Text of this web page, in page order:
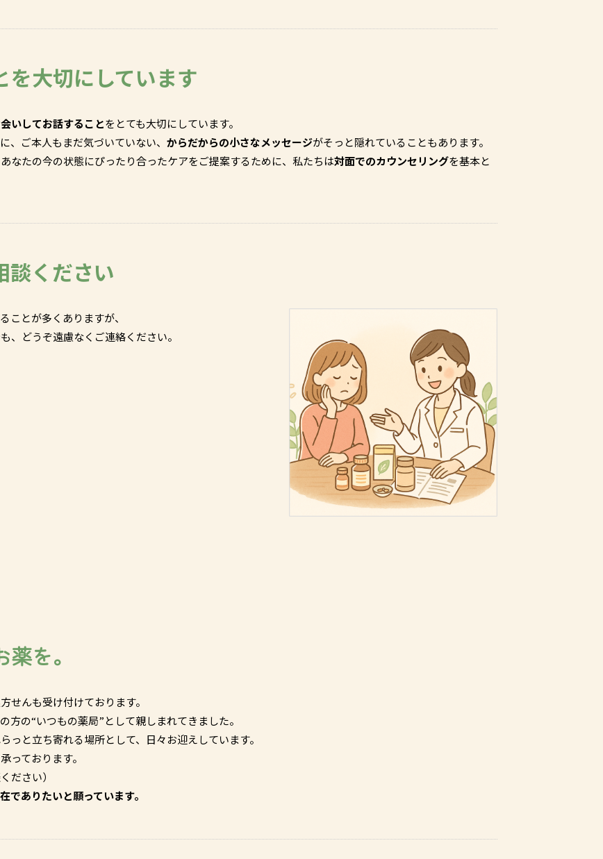
を大切にしています
いしてお話することをとても大切にしています。
、ご本人もまだ気づいていない、 からだからの小さなメッセージがそっと隠れていることもあります。
なたの今の状態にぴったり合ったケアをご提案するために、私たちは対面でのカウンセリングを基本と
談ください
ことが多くありますが、
、どうぞ遠慮なくご連絡ください。
を。
せんも受け付けております。
の“いつもの薬局”として親しまれてきました。
っと立ち寄れる場所として、日々お迎えしています。
っております。
ださい）
でありたいと願っています。